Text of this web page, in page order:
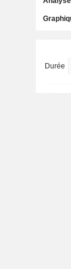
Durée